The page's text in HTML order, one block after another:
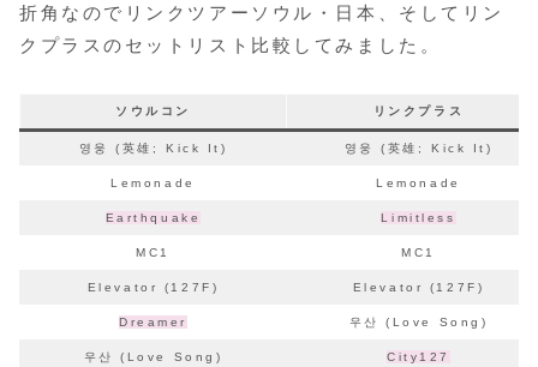
折角なのでリンクツアーソウル・日本、そしてリン
クプラスのセットリスト比較してみました。
ソウルコン リンクプラス
영웅 (英雄; Kick It) 영웅 (英雄; Kick It)
Lemonade Lemonade
Earthquake Limitless
MC1 MC1
Elevator (127F) Elevator (127F)
Dreamer 우산 (Love Song)
우산 (Love Song) City127